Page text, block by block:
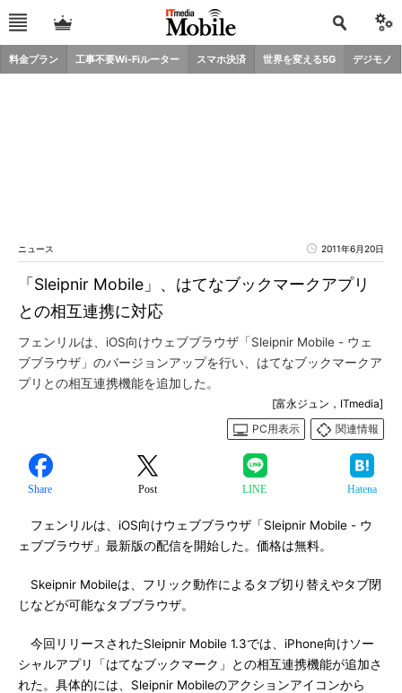
料金プラン 工事不要Wi-Fiルーター スマホ決済 世界を変える5G デジモノ
ニュース 2011年6月20日
「Sleipnir Mobile」、はてなブックマークアプリ
との相互連携に対応
フェンリルは、iOS向けウェブブラウザ「Sleipnir Mobile - ウェ
ブブラウザ」のバージョンアップを行い、はてなブックマークア
プリとの相互連携機能を追加した。
[富永ジュン，ITmedia]
PC用表示
関連情報
Share Post LINE Hatena
フェンリルは、iOS向けウェブブラウザ「Sleipnir Mobile - ウ
ェブブラウザ」最新版の配信を開始した。価格は無料。
Skeipnir Mobileは、フリック動作によるタブ切り替えやタブ閉
じなどが可能なタブブラウザ。
今回リリースされたSleipnir Mobile 1.3では、iPhone向けソー
シャルアプリ「はてなブックマーク」との相互連携機能が追加さ
れた。具体的には、Sleipnir Mobileのアクションアイコンから